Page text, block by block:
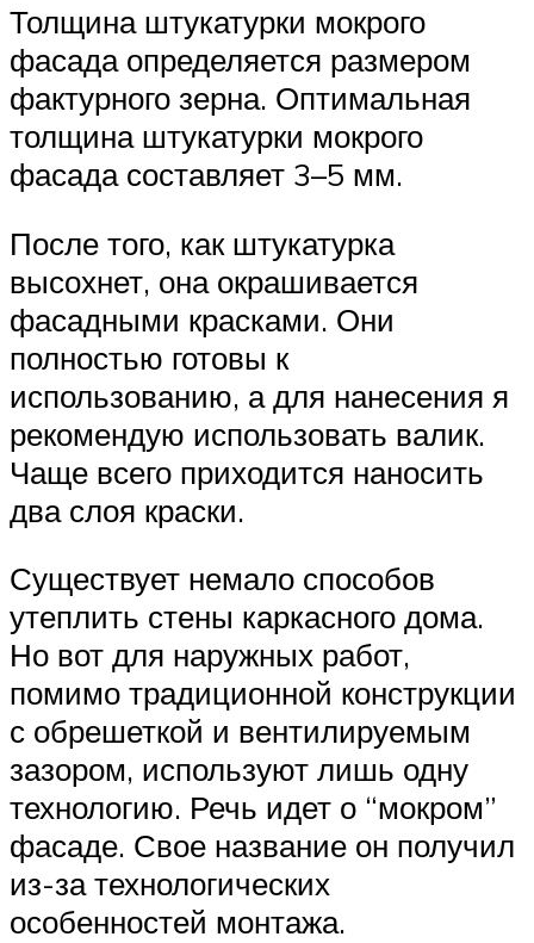
Толщина штукатурки мокрого
фасада определяется размером
фактурного зерна. Оптимальная
толщина штукатурки мокрого
фасада составляет 3–5 мм.
После того, как штукатурка
высохнет, она окрашивается
фасадными красками. Они
полностью готовы к
использованию, а для нанесения я
рекомендую использовать валик.
Чаще всего приходится наносить
два слоя краски.
Существует немало способов
утеплить стены каркасного дома.
Но вот для наружных работ,
помимо традиционной конструкции
с обрешеткой и вентилируемым
зазором, используют лишь одну
технологию. Речь идет о “мокром”
фасаде. Свое название он получил
из-за технологических
особенностей монтажа.